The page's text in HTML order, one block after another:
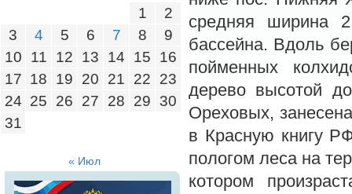
средняя ширина
бассейна. Вдоль
пойменных
дерево высотой
Ореховых,
в Красную книгу
пологом леса на
котором
1
2
3
4 5 6 7 8
9
10
11 12 13 14 15
16
17 18 19 20 21 22
23
24 25 26 27 28 29
30
31
« Июл